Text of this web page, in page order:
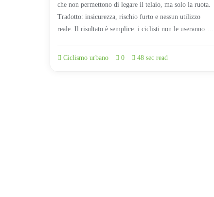
che non permettono di legare il telaio, ma solo la ruota.
Tradotto: insicurezza, rischio furto e nessun utilizzo
reale. Il risultato è semplice: i ciclisti non le useranno….
Ciclismo urbano 0 48 sec read